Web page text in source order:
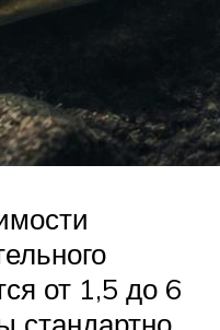
от 1,5 до 6